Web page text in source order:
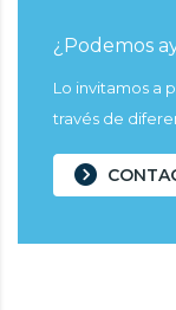
¿Podemos
Lo invitamos a
través de